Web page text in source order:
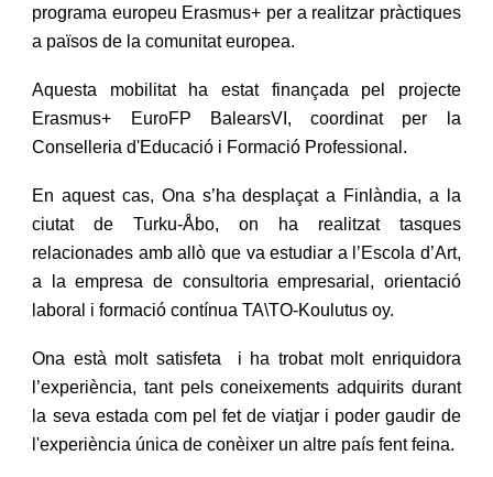
programa europeu Erasmus+ per a realitzar pràctiques
a països de la comunitat europea.
Aquesta mobilitat ha estat finançada pel projecte
Erasmus+ EuroFP BalearsVI, coordinat per la
Conselleria d'Educació i Formació Professional.
En aquest cas, Ona s’ha desplaçat a Finlàndia, a la
ciutat de Turku-Åbo, on ha realitzat tasques
relacionades amb allò que va estudiar a l’Escola d’Art,
a la empresa de consultoria empresarial, orientació
laboral i formació contínua TA\TO-Koulutus oy.
Ona està molt satisfeta i ha trobat molt enriquidora
l’experiència, tant pels coneixements adquirits durant
la seva estada com pel fet de viatjar i poder gaudir de
l'experiència única de conèixer un altre país fent feina.